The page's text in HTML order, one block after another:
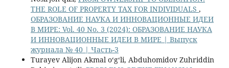
THE ROLE OF PROPERTY TAX FOR INDIVIDUALS ,
ОБРАЗОВАНИЕ НАУКА И ИННОВАЦИОННЫЕ ИДЕИ
В МИРЕ: Vol. 40 No. 3 (2024): ОБРАЗОВАНИЕ НАУКА
И ИННОВАЦИОННЫЕ ИДЕИ В МИРЕ | Выпуск
журнала № 40 | Часть-3
Turayev Alijon Akmal o‘g‘li, Abduhomidov Zuhriddin